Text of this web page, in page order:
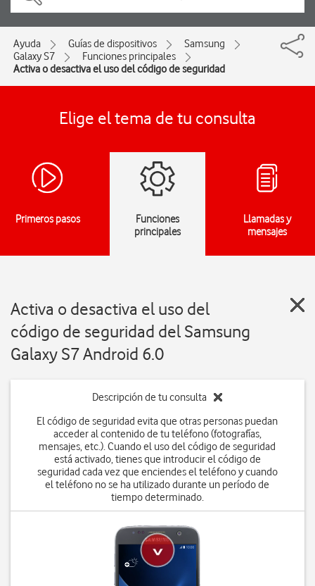
Ayuda Guías de dispositivos
Samsung
Galaxy S7
Funciones principales
Activa o desactiva el uso del código de seguridad
Elige el tema de tu consulta
Primeros pasos
Funciones
principales
Llamadas y
mensajes
Activa o desactiva el uso del
código de seguridad del Samsung
Galaxy S7 Android 6.0
Descripción de tu consulta
El código de seguridad evita que otras personas puedan
acceder al contenido de tu teléfono (fotografías,
mensajes, etc.). Cuando el uso del código de seguridad
está activado, tienes que introducir el código de
seguridad cada vez que enciendes el teléfono y cuando
el teléfono no se ha utilizado durante un período de
tiempo determinado.